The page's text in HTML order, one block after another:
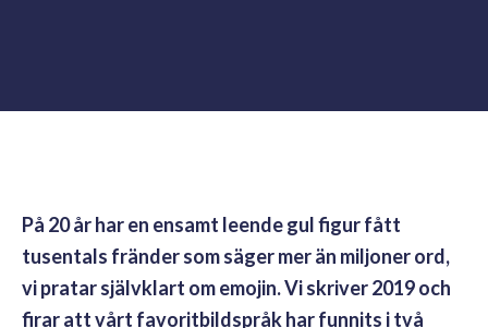
På 20 år har en ensamt leende gul figur fått
tusentals fränder som säger mer än miljoner ord,
vi pratar självklart om emojin. Vi skriver 2019 och
firar att vårt favoritbildspråk har funnits i två